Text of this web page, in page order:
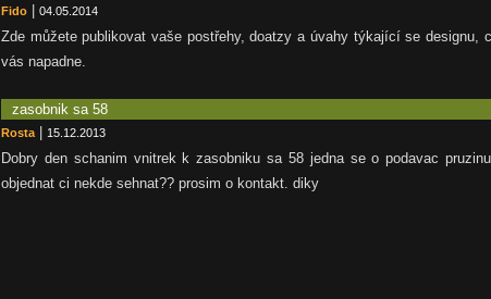
Fido 04.05.2014
Zde můžete publikovat vaše postřehy, doatzy a úvahy týkající se designu,
vás napadne.
zasobnik sa 58
Rosta| 15.12.2013
Dobry den schanim vnitrek k zasobniku sa 58 jedna se o podavac
objednat ci nekde sehnat?? prosim o kontakt. diky